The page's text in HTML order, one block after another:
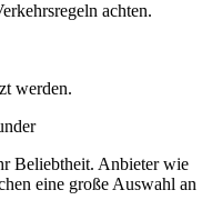
achten.
werden.
Beliebtheit. Anbieter wie
eine große Auswahl an